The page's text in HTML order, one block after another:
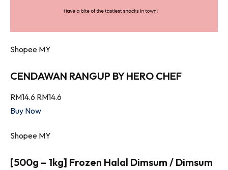
Shopee MY
CENDAWAN RANGUP BY HERO CHEF
RM14.6 RM14.6
Buy Now
Shopee MY
[500g – 1kg] Frozen Halal Dimsum / Dimsum